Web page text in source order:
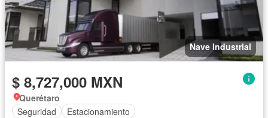
Nave Industrial
$ 8,727,000 MXN
Querétaro
Seguridad
Estacionamiento